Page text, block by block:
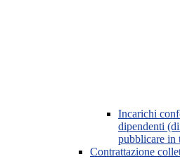
Incarichi
dipendenti
pubblicare in
Contrattazione